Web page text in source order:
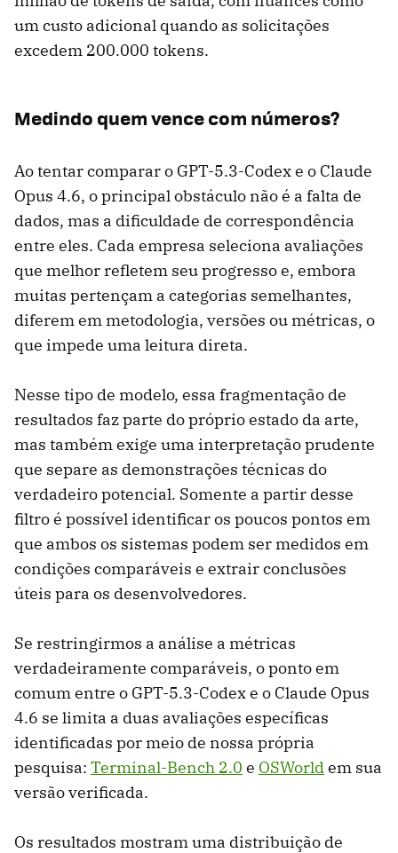
um custo adicional quando as solicitações
excedem 200.000 tokens.
Medindo quem vence com números?
Ao tentar comparar o GPT-5.3-Codex e o Claude
Opus 4.6, o principal obstáculo não é a falta de
dados, mas a dificuldade de correspondência
entre eles. Cada empresa seleciona avaliações
que melhor refletem seu progresso e, embora
muitas pertençam a categorias semelhantes,
diferem em metodologia, versões ou métricas, o
que impede uma leitura direta.
Nesse tipo de modelo, essa fragmentação de
resultados faz parte do próprio estado da arte,
mas também exige uma interpretação prudente
que separe as demonstrações técnicas do
verdadeiro potencial. Somente a partir desse
filtro é possível identificar os poucos pontos em
que ambos os sistemas podem ser medidos em
condições comparáveis ​​e extrair conclusões
úteis para os desenvolvedores.
Se restringirmos a análise a métricas
verdadeiramente comparáveis, o ponto em
comum entre o GPT-5.3-Codex e o Claude Opus
4.6 se limita a duas avaliações específicas
identificadas por meio de nossa própria
pesquisa: Terminal-Bench 2.0 e OSWorldem sua
versão verificada.
Os resultados mostram uma distribuição de